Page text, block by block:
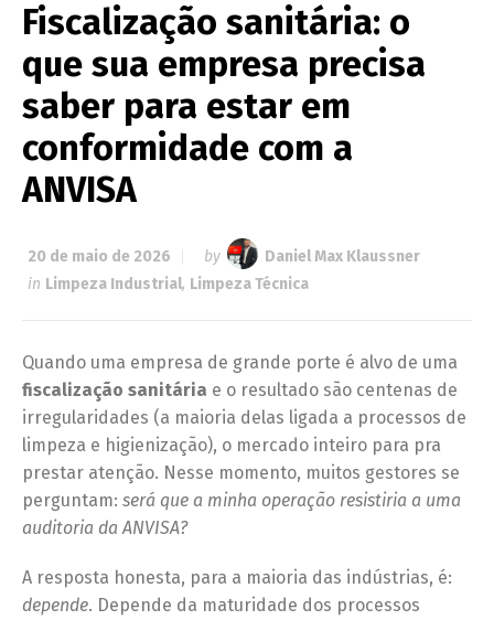
Fiscalização sanitária: o
que sua empresa precisa
saber para estar em
conformidade com a
ANVISA
20 de maio de 2026 by
Daniel Max Klaussner
in Limpeza Industrial, Limpeza Técnica
Quando uma empresa de grande porte é alvo de uma
fiscalização sanitária e o resultado são centenas de
irregularidades (a maioria delas ligada a processos de
limpeza e higienização), o mercado inteiro para pra
prestar atenção. Nesse momento, muitos gestores se
perguntam: será que a minha operação resistiria a uma
auditoria da ANVISA?
A resposta honesta, para a maioria das indústrias, é:
depende. Depende da maturidade dos processos